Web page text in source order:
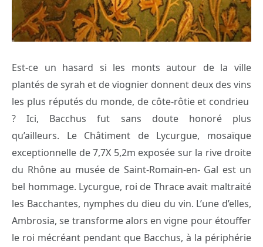
Est-ce un hasard si les monts autour de la ville
plantés de syrah et de viognier donnent deux des vins
les plus réputés du monde, de côte-rôtie et condrieu
? Ici, Bacchus fut sans doute honoré plus
qu’ailleurs. Le Châtiment de Lycurgue, mosaïque
exceptionnelle de 7,7X 5,2m exposée sur la rive droite
du Rhône au musée de Saint-Romain-en- Gal est un
bel hommage. Lycurgue, roi de Thrace avait maltraité
les Bacchantes, nymphes du dieu du vin. L’une d’elles,
Ambrosia, se transforme alors en vigne pour étouffer
le roi mécréant pendant que Bacchus, à la périphérie